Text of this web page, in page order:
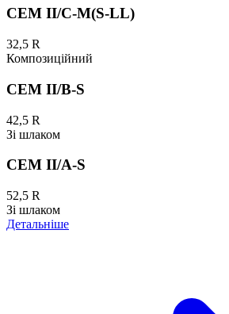
CEM II/C-M(S-LL)
32,5 R
Композиційний
CEM II/B-S
42,5 R
Зі шлаком
CEM II/A-S
52,5 R
Зі шлаком
Детальніше